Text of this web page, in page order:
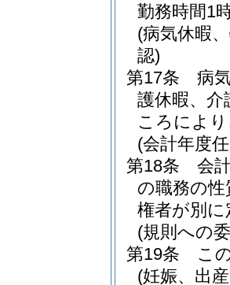
勤務時間1
(病気休暇
認)
第17条
病
護休暇、
ころによ
(会計年度
第18条
会
の職務の
権者が別
(規則への
第19条
こ
(妊娠、出